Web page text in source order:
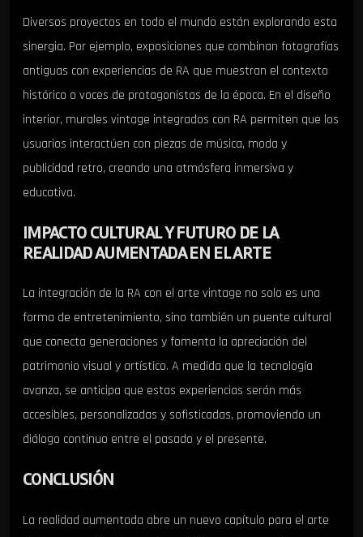
Diversos proyectos en todo el mundo están explorando esta
sinergia. Por ejemplo, exposiciones que combinan fotografías
antiguas con experiencias de RA que muestran el contexto
histórico o voces de protagonistas de la época. En el diseño
interior, murales vintage integrados con RA permiten que los
usuarios interactúen con piezas de música, moda y
publicidad retro, creando una atmósfera inmersiva y
educativa.
IMPACTO CULTURAL Y FUTURO DE LA
REALIDAD AUMENTADA EN EL ARTE
La integración de la RA con el arte vintage no solo es una
forma de entretenimiento, sino también un puente cultural
que conecta generaciones y fomenta la apreciación del
patrimonio visual y artístico. A medida que la tecnología
avanza, se anticipa que estas experiencias serán más
accesibles, personalizadas y sofisticadas, promoviendo un
diálogo continuo entre el pasado y el presente.
CONCLUSIÓN
La realidad aumentada abre un nuevo capítulo para el arte